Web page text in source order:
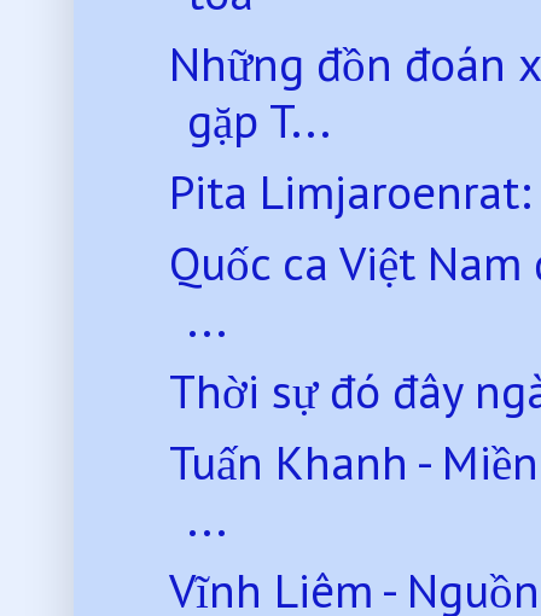
Những đồn đoán
gặp T...
Pita
Quốc ca Việt
...
Thời sự đó đây
Tuấn Khanh -
...
Vĩnh Liêm -